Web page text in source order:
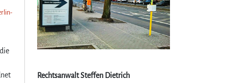
Rechtsanwalt Steffen Dietrich